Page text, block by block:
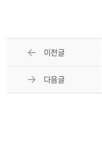
이전글
다음글